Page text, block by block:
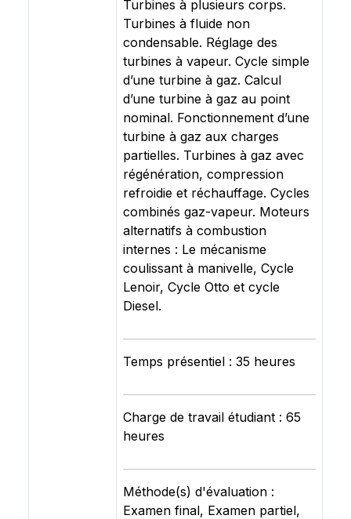
Turbines à plusieurs corps.
Turbines à fluide non
condensable. Réglage des
turbines à vapeur. Cycle simple
d’une turbine à gaz. Calcul
d’une turbine à gaz au point
nominal. Fonctionnement d’une
turbine à gaz aux charges
partielles. Turbines à gaz avec
régénération, compression
refroidie et réchauffage. Cycles
combinés gaz-vapeur. Moteurs
alternatifs à combustion
internes : Le mécanisme
coulissant à manivelle, Cycle
Lenoir, Cycle Otto et cycle
Diesel.
Temps présentiel : 35 heures
Charge de travail étudiant : 65
heures
Méthode(s) d'évaluation :
Examen final, Examen partiel,